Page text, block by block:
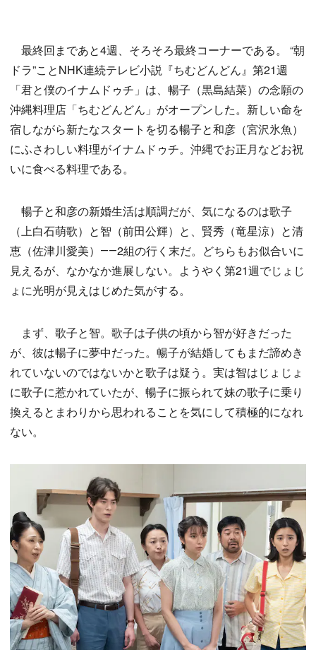
最終回まであと4週、そろそろ最終コーナーである。 “朝
ドラ”ことNHK連続テレビ小説『ちむどんどん』第21週
「君と僕のイナムドゥチ」は、暢子（黒島結菜）の念願の
沖縄料理店「ちむどんどん」がオープンした。新しい命を
宿しながら新たなスタートを切る暢子と和彦（宮沢氷魚）
にふさわしい料理がイナムドゥチ。沖縄でお正月などお祝
いに食べる料理である。
暢子と和彦の新婚生活は順調だが、気になるのは歌子
（上白石萌歌）と智（前田公輝）と、賢秀（竜星涼）と清
恵（佐津川愛美）――2組の行く末だ。どちらもお似合いに
見えるが、なかなか進展しない。ようやく第21週でじょじ
ょに光明が見えはじめた気がする。
まず、歌子と智。歌子は子供の頃から智が好きだった
が、彼は暢子に夢中だった。暢子が結婚してもまだ諦めき
れていないのではないかと歌子は疑う。実は智はじょじょ
に歌子に惹かれていたが、暢子に振られて妹の歌子に乗り
換えるとまわりから思われることを気にして積極的になれ
ない。